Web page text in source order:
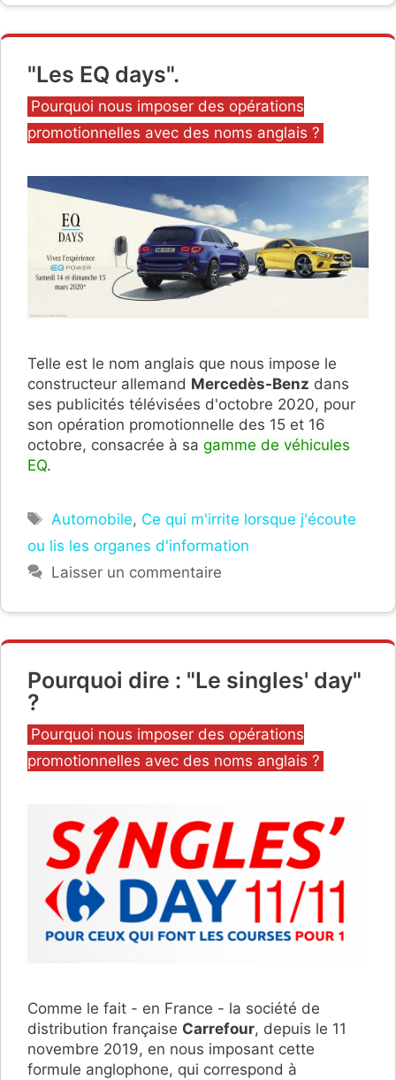
"Les EQ days".
Catégories
Pourquoi nous imposer des opérations
promotionnelles avec des noms anglais ?
Telle est le nom anglais que nous impose le
constructeur allemand Mercedès-Benz dans
ses publicités télévisées d'octobre 2020, pour
son opération promotionnelle des 15 et 16
octobre, consacrée à sa gamme de véhicules
EQ.
Étiquettes
Automobile, Ce qui m'irrite lorsque j'écoute
ou lis les organes d'information
Laisser un commentaire
Pourquoi dire : "Le singles' day"
?
Catégories
Pourquoi nous imposer des opérations
promotionnelles avec des noms anglais ?
Comme le fait - en France - la société de
distribution française Carrefour, depuis le 11
novembre 2019, en nous imposant cette
formule anglophone, qui correspond à